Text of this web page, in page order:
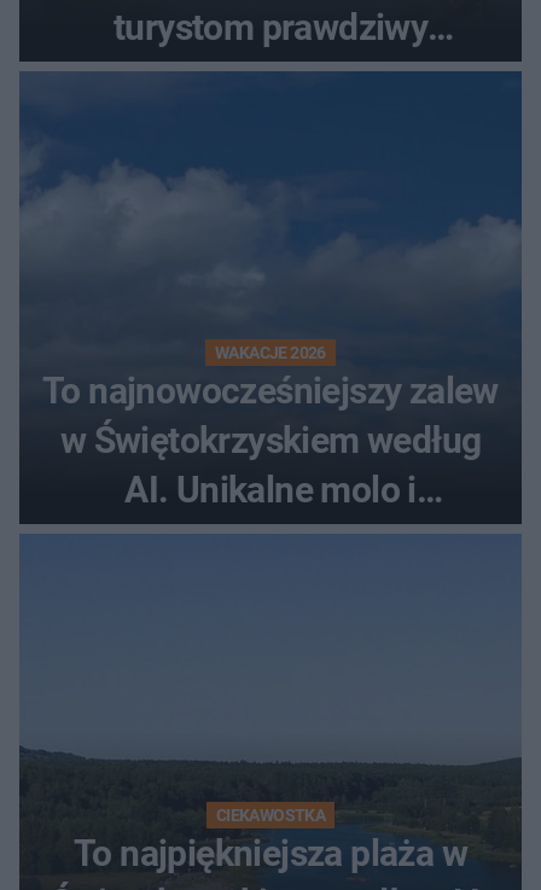
turystom prawdziwy
rollercoaster
WAKACJE 2026
To najnowocześniejszy zalew
w Świętokrzyskiem według
AI. Unikalne molo i
promenada
CIEKAWOSTKA
To najpiękniejsza plaża w